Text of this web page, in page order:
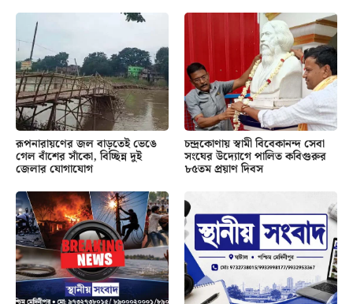
রূপনারায়ণের জল বাড়তেই ভেঙে
গেল বাঁশের সাঁকো, বিচ্ছিন্ন দুই
জেলার যোগাযোগ
চন্দ্রকোণায় স্বামী বিবেকানন্দ সেবা
সংঘের উদ্যোগে পালিত কবিগুরুর
৮৫তম প্রয়াণ দিবস